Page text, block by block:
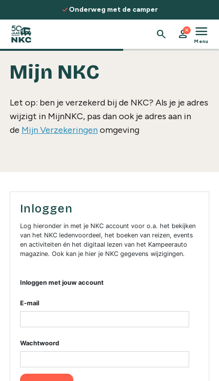
Spring naar de inhoud
checkOnderweg met de camper
search person
close menu
Menu
Mijn NKC
Let op: ben je verzekerd bij de NKC? Als je je adres
wijzigt in MijnNKC, pas dan ook je adres aan in
de Mijn Verzekeringenomgeving
Inloggen
Log hieronder in met je NKC account voor o.a. het bekijken
van het NKC ledenvoordeel, het boeken van reizen, events
en activiteiten én het digitaal lezen van het Kampeerauto
magazine. Ook kan je hier je NKC gegevens wijzigingen.
Inloggen met jouw account
E-mail
Wachtwoord